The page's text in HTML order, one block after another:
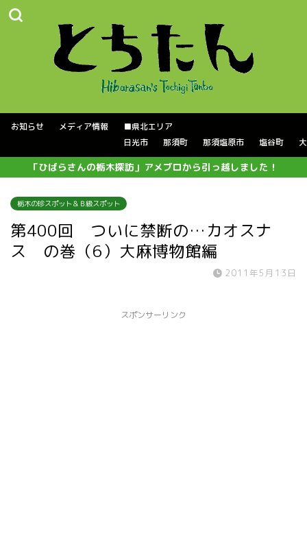
お知らせ メディア情報
■県北エリア
日光市
那須町 那須塩原市 塩谷町
「ひばらさんの栃木探訪」アメブロから引っ越しました！
栃木の珍スポット＆Ｂ級スポット
第400回 ついに禁断の…カオスナ
ス の巻（6）大麻博物館編
2011年5月13日
スポンサーリンク